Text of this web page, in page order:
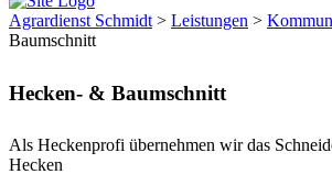
Agrardienst Schmidt > Leistungen >
Baumschnitt
Hecken- & Baumschnitt
Als Heckenprofi übernehmen wir das
Hecken